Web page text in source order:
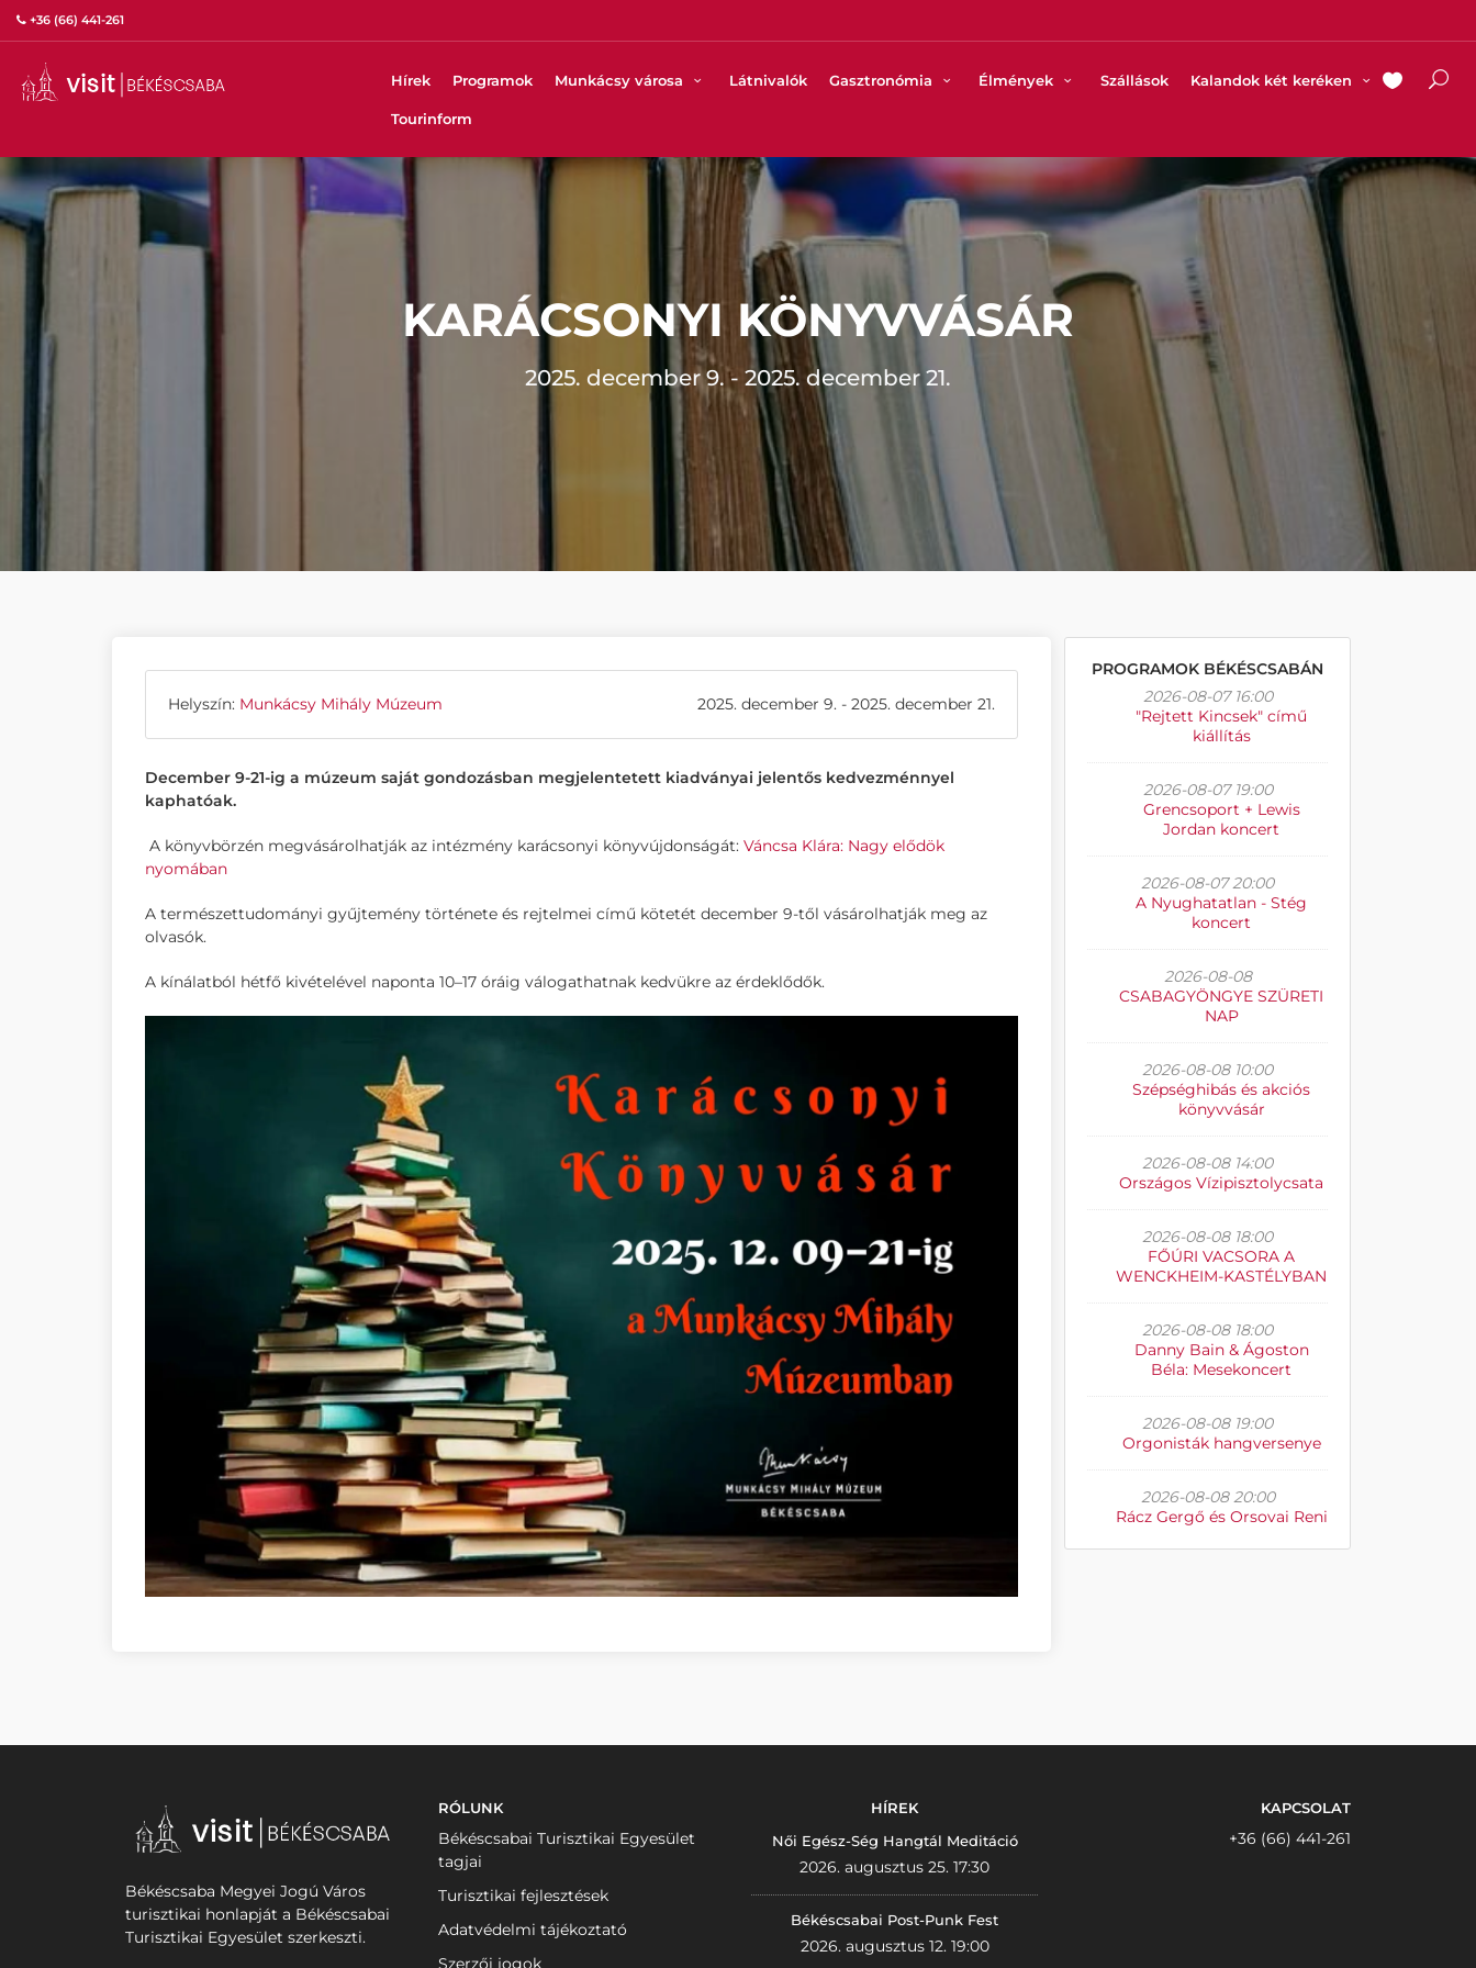
+36 (66) 441-261
Hírek Programok Munkácsy városa Látnivalók Gasztronómia Élmények Szállások Kalandok két keréken
Tourinform
KARÁCSONYI KÖNYVVÁSÁR
2025. december 9. - 2025. december 21.
Helyszín: Munkácsy Mihály Múzeum 2025. december 9. - 2025. december 21.
December 9-21-ig a múzeum saját gondozásban megjelentetett kiadványai jelentős kedvezménnyel
kaphatóak.
A könyvbörzén megvásárolhatják az intézmény karácsonyi könyvújdonságát: Váncsa Klára: Nagy elődök
nyomában
A természettudományi gyűjtemény története és rejtelmei című kötetét december 9-től vásárolhatják meg az
olvasók.
A kínálatból hétfő kivételével naponta 10–17 óráig válogathatnak kedvükre az érdeklődők.
PROGRAMOK BÉKÉSCSABÁN
2026-08-07 16:00
"Rejtett Kincsek" című
kiállítás
2026-08-07 19:00
Grencsoport + Lewis
Jordan koncert
2026-08-07 20:00
A Nyughatatlan - Stég
koncert
2026-08-08
CSABAGYÖNGYE SZÜRETI
NAP
2026-08-08 10:00
Szépséghibás és akciós
könyvvásár
2026-08-08 14:00
Országos Vízipisztolycsata
2026-08-08 18:00
FŐÚRI VACSORA A
WENCKHEIM-KASTÉLYBAN
2026-08-08 18:00
Danny Bain & Ágoston
Béla: Mesekoncert
2026-08-08 19:00
Orgonisták hangversenye
2026-08-08 20:00
Rácz Gergő és Orsovai Reni
Békéscsaba Megyei Jogú Város
turisztikai honlapját a Békéscsabai
Turisztikai Egyesület szerkeszti.
RÓLUNK
Békéscsabai Turisztikai Egyesület
tagjai
Turisztikai fejlesztések
Adatvédelmi tájékoztató
Szerzői jogok
HÍREK
Női Egész-Ség Hangtál Meditáció
2026. augusztus 25. 17:30
Békéscsabai Post-Punk Fest
2026. augusztus 12. 19:00
KAPCSOLAT
+36 (66) 441-261